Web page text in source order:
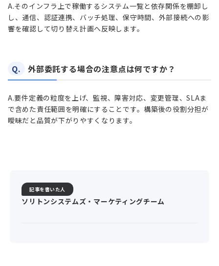
A.そのインフラ上で稼働するシステム一覧と依存関係を棚卸し
し、通信、認証連携、バッチ処理、保守時間、外部接続への影
響を確認して切り替え計画へ反映します。
Q. 外部委託する場合の注意点は何ですか？
A.要件定義の粒度を上げ、監視、障害対応、変更管理、SLAま
で含めた責任範囲を明確にすることです。構築後の役割分担が
曖昧だと品質が下がりやすくなります。
記事を書いた人
ソリトンシステムズ・マーケティングチーム